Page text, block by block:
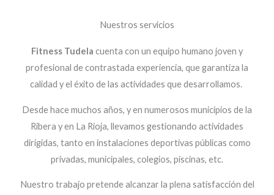
Nuestros servicios
Fitness Tudela cuenta con un equipo humano joven y
profesional de contrastada experiencia, que garantiza la
calidad y el éxito de las actividades que desarrollamos.
Desde hace muchos años, y en numerosos municipios de la
Ribera y en La Rioja, llevamos gestionando actividades
dirigidas, tanto en instalaciones deportivas públicas como
privadas, municipales, colegios, piscinas, etc.
Nuestro trabajo pretende alcanzar la plena satisfacción del